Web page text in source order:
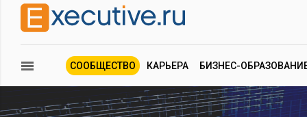
СООБЩЕСТВО КАРЬЕРА БИЗНЕС-